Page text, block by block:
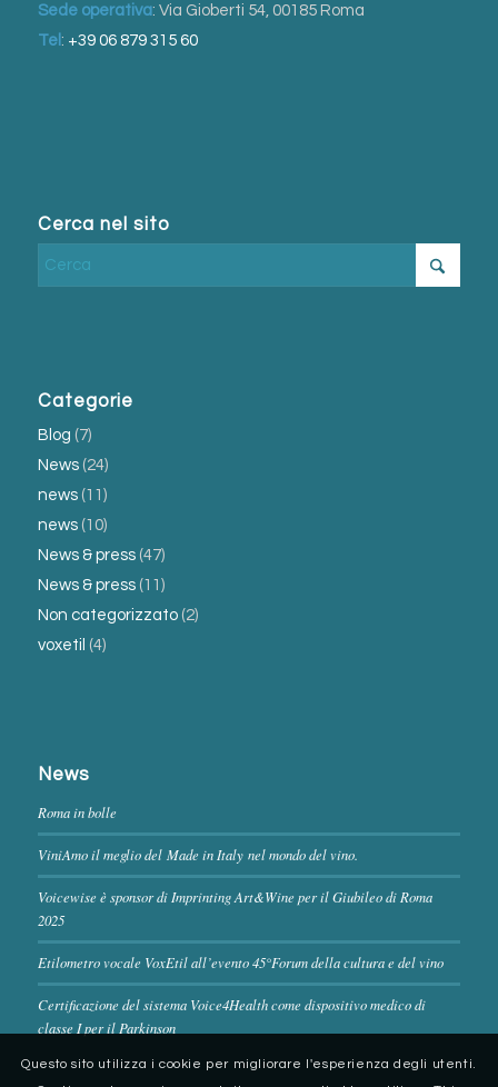
Sede operativa: Via Gioberti 54, 00185 Roma
Tel : +39 06 879 315 60
Cerca nel sito
Categorie
Blog (7)
News(24)
news(11)
news(10)
News & press(47)
News & press(11)
Non categorizzato(2)
voxetil (4)
News
Roma in bolle
ViniAmo il meglio del Made in Italy nel mondo del vino.
Voicewise è sponsor di Imprinting Art&Wine per il Giubileo di Roma
2025
Etilometro vocale VoxEtil all’evento 45°Forum della cultura e del vino
Certificazione del sistema Voice4Health come dispositivo medico di
classe I per il Parkinson
Questo sito utilizza i cookie per migliorare l'esperienza degli utenti.